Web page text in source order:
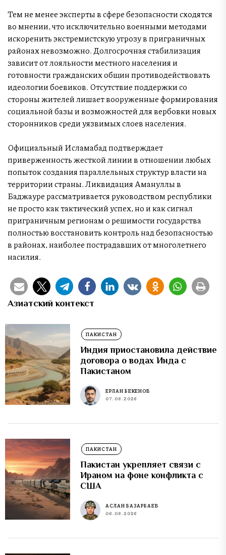
Тем не менее эксперты в сфере безопасности сходятся
во мнении, что исключительно военными методами
искоренить экстремистскую угрозу в приграничных
районах невозможно. Долгосрочная стабилизация
зависит от лояльности местного населения и
готовности гражданских общин противодействовать
идеологии боевиков. Отсутствие поддержки со
стороны жителей лишает вооруженные формирования
социальной базы и возможностей для вербовки новых
сторонников среди уязвимых слоев населения.
Официальный Исламабад подтверждает
приверженность жесткой линии в отношении любых
попыток создания параллельных структур власти на
территории страны. Ликвидация Амануллы в
Баджауре рассматривается руководством республики
не просто как тактический успех, но и как сигнал
приграничным регионам о решимости государства
полностью восстановить контроль над безопасностью
в районах, наиболее пострадавших от многолетнего
насилия.
Азиатский контекст
ПАКИСТАН
Индия приостановила действие
договора о водах Инда с
Пакистаном
ЕРЛАН БЕКЕНОВ
07.08.2026
ПАКИСТАН
Пакистан укрепляет связи с
Ираном на фоне конфликта с
США
АСЛАН БАЗАРБАЕВ
06.08.2026